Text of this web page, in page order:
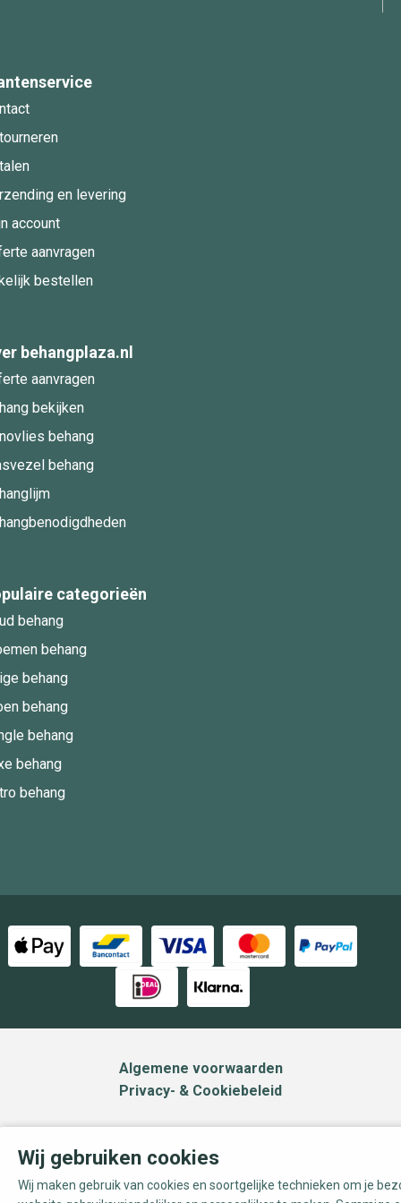
en levering
account
aanvragen
bestellen
behangplaza.nl
aanvragen
bekijken
behang
behang
categorieën
behang
behang
behang
behang
behang
behang
behang
Algemene voorwaarden
Privacy- & Cookiebeleid
Wij gebruiken cookies
Wij maken gebruik van cookies en soortgelijke technieken om je